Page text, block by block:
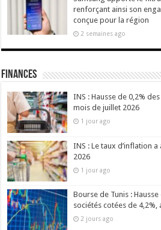
renforçant ainsi son
conçue pour la région
2 semaines ago
Finances
INS : Hausse de 0,2%
mois de juillet 2026
1 jour ago
INS : Le taux d’inflation
2026
1 jour ago
Bourse de Tunis :
sociétés cotées de
2 jours ago